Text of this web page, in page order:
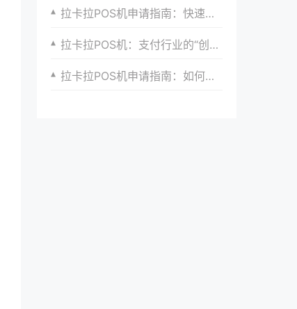
拉卡拉POS机申请指南：快速响应市场需求
拉卡拉POS机：支付行业的“创新之星”
拉卡拉POS机申请指南：如何选择最适合自己的支付方案以满足个性化需求